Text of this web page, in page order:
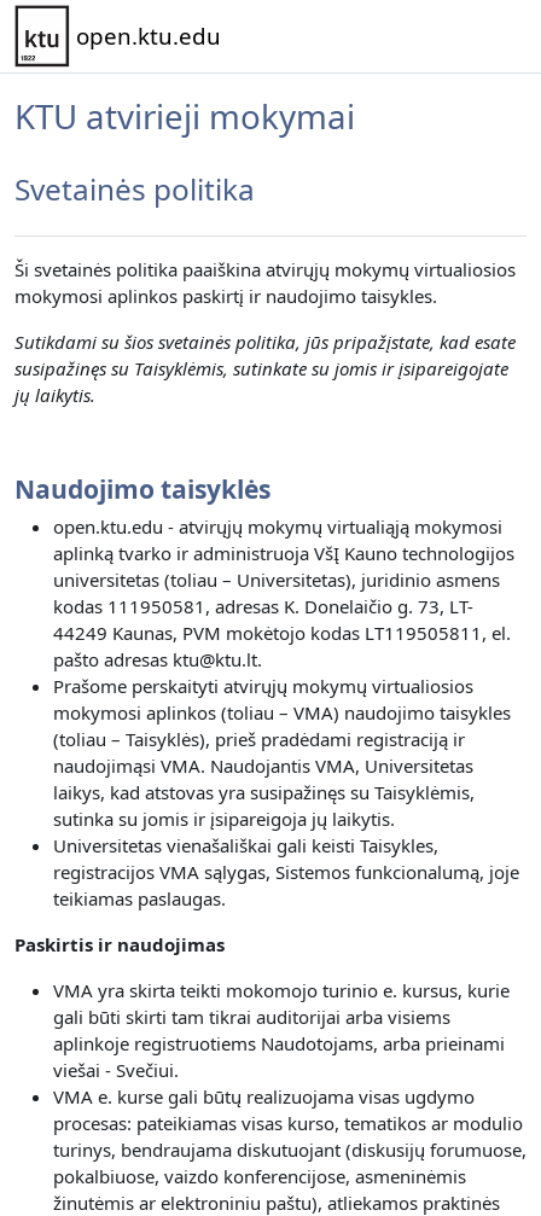
Pereiti į pagrindinį turinį
open.ktu.edu
KTU atvirieji mokymai
Svetainės politika
Ši svetainės politika paaiškina atvirųjų mokymų virtualiosios
mokymosi aplinkos paskirtį ir naudojimo taisykles.
Sutikdami su šios svetainės politika, jūs pripažįstate, kad esate
susipažinęs su Taisyklėmis, sutinkate su jomis ir įsipareigojate
jų laikytis.
Naudojimo taisyklės
open.ktu.edu - atvirųjų mokymų virtualiąją mokymosi
aplinką tvarko ir administruoja VšĮ Kauno technologijos
universitetas (toliau – Universitetas), juridinio asmens
kodas 111950581, adresas K. Donelaičio g. 73, LT-
44249 Kaunas, PVM mokėtojo kodas LT119505811, el.
pašto adresas ktu@ktu.lt.
Prašome perskaityti atvirųjų mokymų virtualiosios
mokymosi aplinkos (toliau – VMA) naudojimo taisykles
(toliau – Taisyklės), prieš pradėdami registraciją ir
naudojimąsi VMA. Naudojantis VMA, Universitetas
laikys, kad atstovas yra susipažinęs su Taisyklėmis,
sutinka su jomis ir įsipareigoja jų laikytis.
Universitetas vienašališkai gali keisti Taisykles,
registracijos VMA sąlygas, Sistemos funkcionalumą, joje
teikiamas paslaugas.
Paskirtis ir naudojimas
VMA yra skirta teikti mokomojo turinio e. kursus, kurie
gali būti skirti tam tikrai auditorijai arba visiems
aplinkoje registruotiems Naudotojams, arba prieinami
viešai - Svečiui.
VMA e. kurse gali būtų realizuojama visas ugdymo
procesas: pateikiamas visas kurso, tematikos ar modulio
turinys, bendraujama diskutuojant (diskusijų forumuose,
pokalbiuose, vaizdo konferencijose, asmeninėmis
žinutėmis ar elektroniniu paštu), atliekamos praktinės